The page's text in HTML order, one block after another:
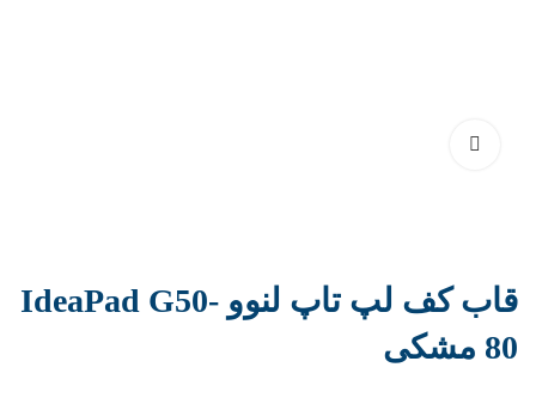
قاب کف لپ تاپ لنوو IdeaPad G50-
80 مشکی